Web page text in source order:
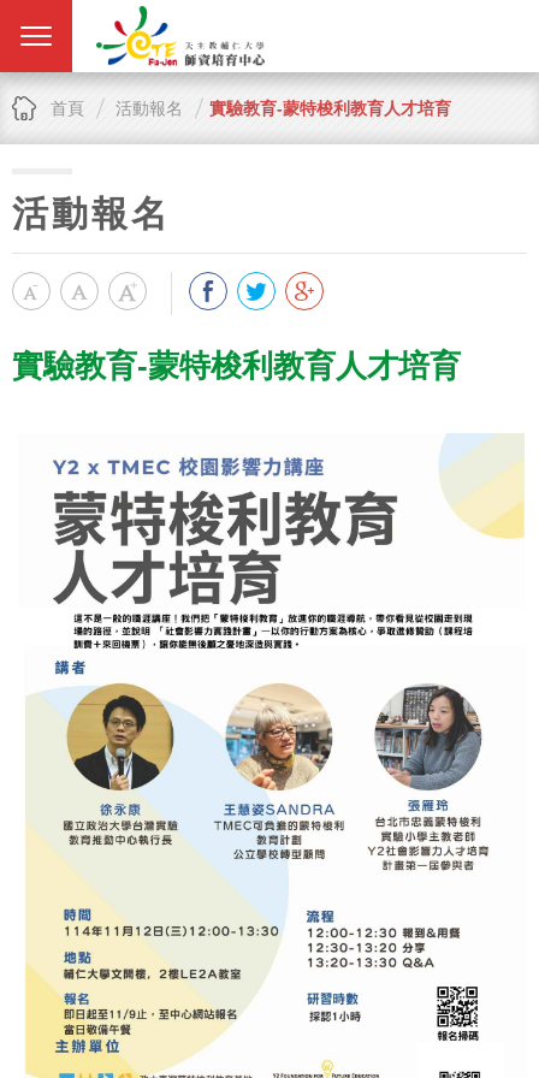
首頁 活動報名 實驗教育-蒙特梭利教育人才培育
活動報名
實驗教育-蒙特梭利教育人才培育